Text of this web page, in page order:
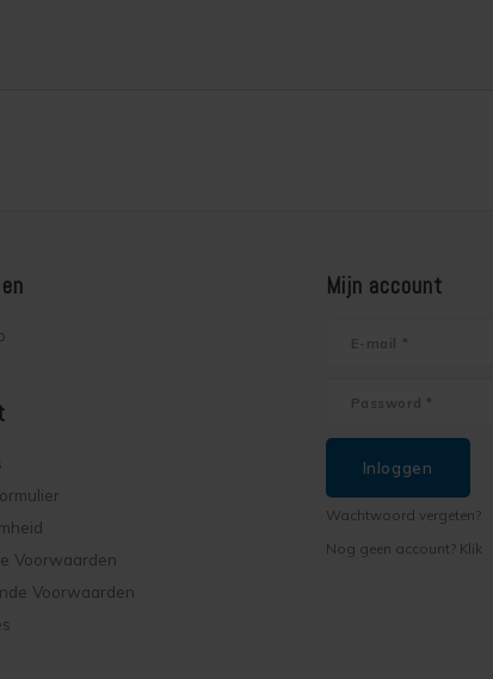
Voorwaarden
Voorwaarden
Mijn account
Inloggen
Wachtwoord vergeten?
Nog geen account? Klik